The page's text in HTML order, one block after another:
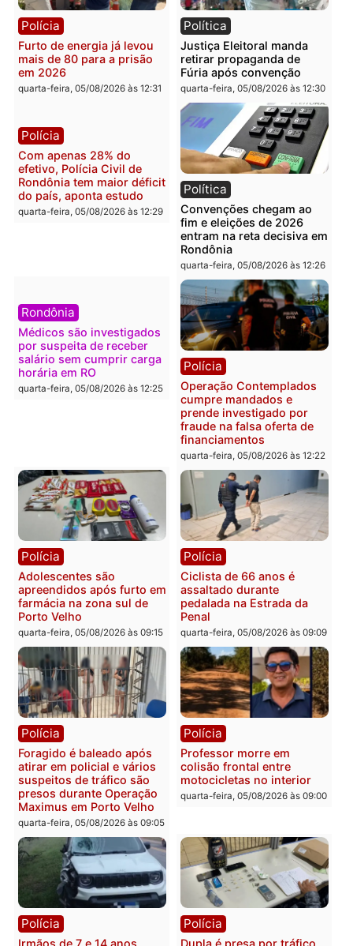
Violência domina o debate
eleitoral e segurança vira
principal arma dos
candidatos ao Governo de
Rondônia
quarta-feira, 05/08/2026 às 12:48
O dinheiro do crime: PF
apreende R$ 2 milhões
Porto Velho e expõe
esquema milionário de
lavagem
quarta-feira, 05/08/2026 às
Brasil
Confronto durante
quarta-feira, 05/08/2026 às 12:42
Política
Flávio Bolsonaro escolhe
Alfredo Gaspar para vice
em chapa pura do PL
quarta-feira, 05/08/2026 às
Polícia Política
Justiça Eleitoral manda
retirar propaganda de
Fúria após convenção
Polícia
Com apenas 28% do
efetivo, Polícia Civil de
Rondônia tem maior déficit
do país, aponta estudo
quarta-feira, 05/08/2026 às 12:29
Política
Convenções chegam ao
fim e eleições de 2026
entram na reta decisiva
Rondônia
quarta-feira, 05/08/2026 às
Rondônia
Médicos são investigados
por suspeita de receber
salário sem cumprir carga
horária em RO
quarta-feira, 05/08/2026 às 12:25
Polícia
Operação Contemplados
fraude na falsa oferta de
financiamentos
quarta-feira, 05/08/2026 às